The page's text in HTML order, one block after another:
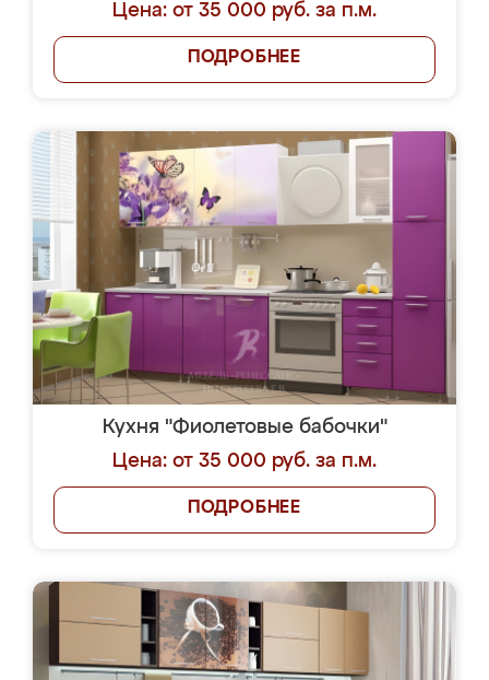
Цена: от 35 000 руб. за п.м.
ПОДРОБНЕЕ
Кухня "Фиолетовые бабочки"
Цена: от 35 000 руб. за п.м.
ПОДРОБНЕЕ